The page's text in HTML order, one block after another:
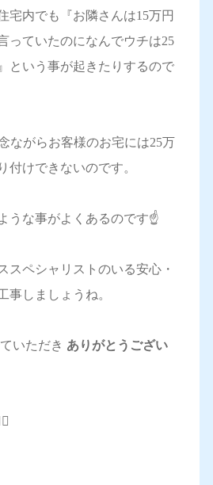
宅内でも『お隣さんは15万円
っていたのになんでウチは25
という事が起きたりするので
ながらお客様のお宅には25万
付けできないのです。
うな事がよくあるのです☝️
スペシャリストのいる安心・
事しましょうね。
いただき ありがとうござい